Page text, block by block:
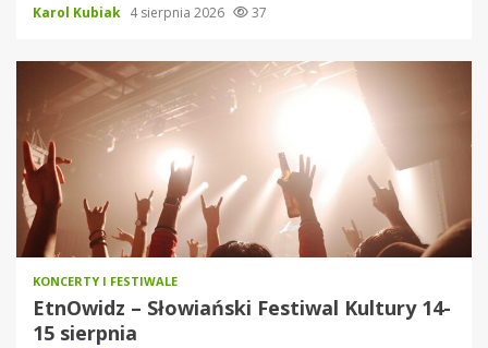
Karol Kubiak 4 sierpnia 2026 37
KONCERTY I FESTIWALE
EtnOwidz – Słowiański Festiwal Kultury 14-
15 sierpnia